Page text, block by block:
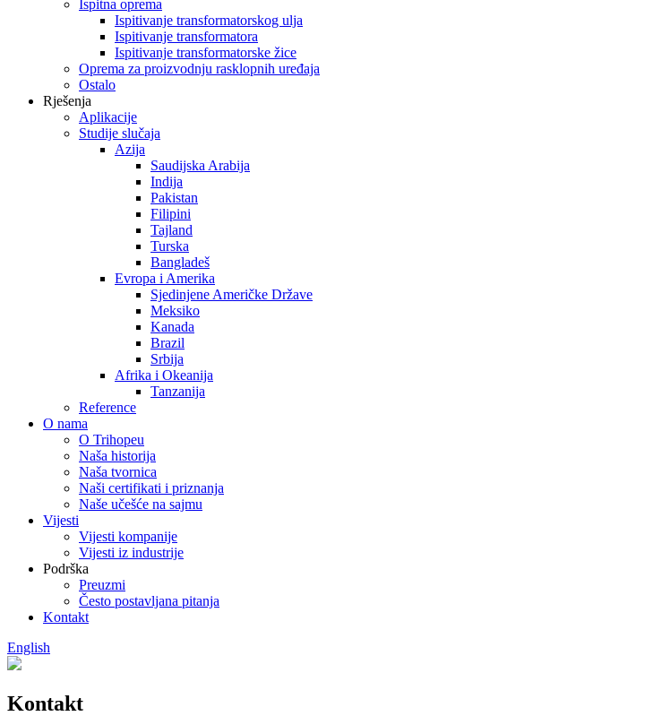
Ispitna oprema
Ispitivanje transformatorskog ulja
Ispitivanje transformatora
Ispitivanje transformatorske žice
Oprema za proizvodnju rasklopnih uređaja
Ostalo
Rješenja
Aplikacije
Studije slučaja
Azija
Saudijska Arabija
Indija
Pakistan
Filipini
Tajland
Turska
Bangladeš
Evropa i Amerika
Sjedinjene Američke Države
Meksiko
Kanada
Brazil
Srbija
Afrika i Okeanija
Tanzanija
Reference
O nama
O Trihopeu
Naša historija
Naša tvornica
Naši certifikati i priznanja
Naše učešće na sajmu
Vijesti
Vijesti kompanije
Vijesti iz industrije
Podrška
Preuzmi
Često postavljana pitanja
Kontakt
English
Kontakt